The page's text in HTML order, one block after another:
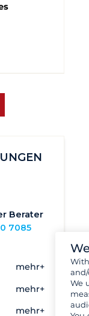
17
27
Berater
7085
mehr+
mehr+
mehr+
We